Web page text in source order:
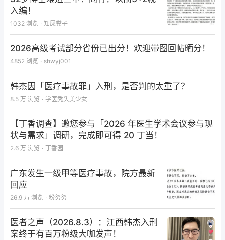
入编！
1032 浏览 · 知屎粪子
2026高级考试部分省份已出分！欢迎带图回帖晒分！
4852 浏览 · shwyj001
韩杰因「医疗事故罪」入刑，是否判的太重了？
8.5 万 浏览 · 学医秃头美少女
【丁香调查】邀您参与「2026 年医生学术会议参与现
状与需求」调研，完成即可得 20 丁当！
2.6 万 浏览 · 丁香园
广东发生一级甲等医疗事故，院方最新
回应
26.9 万 浏览 · 粉努努
医者之声（2026.8.3）：江西韩杰入刑
案终于有百万粉级大咖发声！